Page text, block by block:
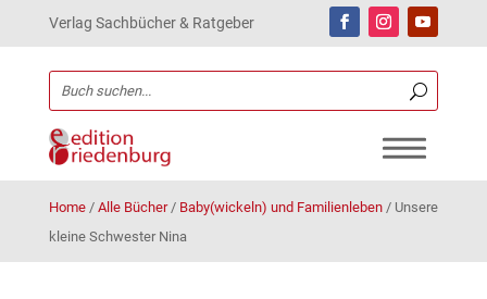
Verlag Sachbücher & Ratgeber
Home/ Alle Bücher/ Baby(wickeln) und Familienleben/ Unsere
kleine Schwester Nina